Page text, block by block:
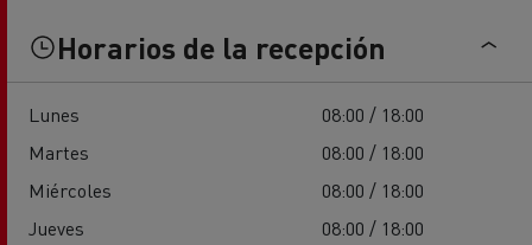
Horarios de la recepción
Lunes
08:00 / 18:00
Martes
08:00 / 18:00
Miércoles
08:00 / 18:00
Jueves
08:00 / 18:00